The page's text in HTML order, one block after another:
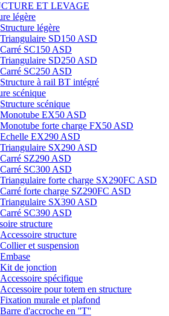
ET LEVAGE
légère
Structure légère
Triangulaire SD150 ASD
Carré SC150 ASD
Triangulaire SD250 ASD
Carré SC250 ASD
Structure à rail BT intégré
scénique
Structure scénique
Monotube EX50 ASD
Monotube forte charge FX50 ASD
Echelle EX290 ASD
Triangulaire SX290 ASD
Carré SZ290 ASD
Carré SC300 ASD
Triangulaire forte charge SX290FC ASD
Carré forte charge SZ290FC ASD
Triangulaire SX390 ASD
Carré SC390 ASD
structure
Accessoire structure
Collier et suspension
Embase
Kit de jonction
Accessoire spécifique
Accessoire pour totem en structure
Fixation murale et plafond
Barre d'accroche en ''T''